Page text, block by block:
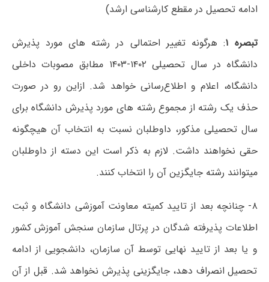
ادامه تحصیل در مقطع کارشناسی ارشد)
تبصره ۱
: هرگونه تغییر احتمالی در رشته های مورد پذیرش
دانشگاه در سال تحصیلی ۱۴۰۲-۱۴۰۳ مطابق مصوبات داخلی
دانشگاه، اعلام و اطلاع‌رسانی خواهد شد. ازاین رو در صورت
حذف یک رشته از مجموع رشته های مورد پذیرش دانشگاه برای
سال تحصیلی مذکور، داوطلبان نسبت به انتخاب آن هیچگونه
حقی نخواهند داشت. لازم به ذکر است این دسته از داوطلبان
میتوانند رشته جایگزین آن را انتخاب کنند.
۸- چنانچه بعد از تایید کمیته معاونت آموزشی دانشگاه و ثبت
اطلاعات پذیرفته شدگان در پرتال سازمان سنجش آموزش کشور
و یا بعد از تایید نهایی توسط آن سازمان، دانشجویی از ادامه
تحصیل انصراف دهد، جایگزینی پذیرش نخواهد شد. قبل از آن